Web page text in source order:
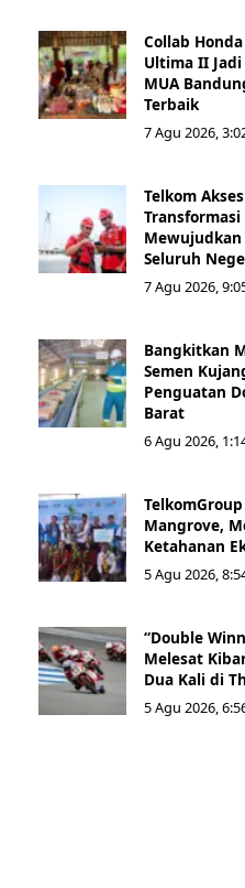
Collab
Ultima II
MUA
Terbaik
7 Agu 2026,
Telkom
Mewujudkan
Seluruh
7 Agu 2026,
Bangkitkan
Semen
Penguatan
Barat
6 Agu 2026,
Mangrove,
Ketahanan
5 Agu 2026,
“Double
Melesat
Dua Kali di
5 Agu 2026,